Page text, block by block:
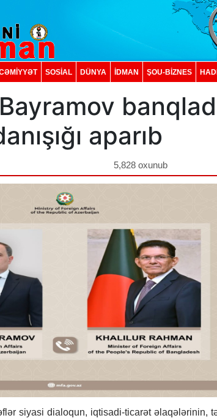
SOSIAL DÜNYA İDMAN ŞOU-BİZNES
aparıb
5,828 oxunub
siyasi dialoqun, iqtisadi-ticarət əlaqələrinin,